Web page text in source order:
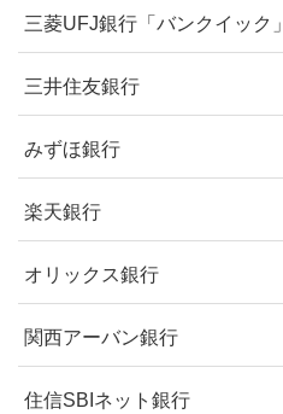
三菱UFJ銀行「バンクイック」
三井住友銀行
みずほ銀行
楽天銀行
オリックス銀行
関西アーバン銀行
住信SBIネット銀行